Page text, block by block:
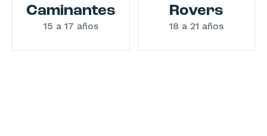
Caminantes
15 a 17 años
Rovers
18 a 21 años